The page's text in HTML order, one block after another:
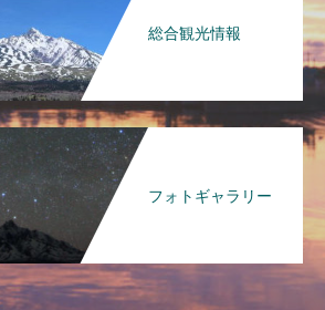
総合観光情報
フォトギャラリー